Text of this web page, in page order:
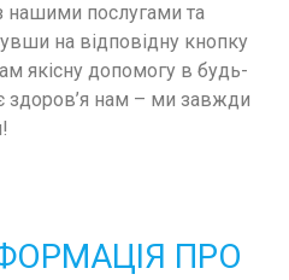
нашими послугами та
на відповідну кнопку
якісну допомогу в будь-
здоров’я нам – ми завжди
ПРО